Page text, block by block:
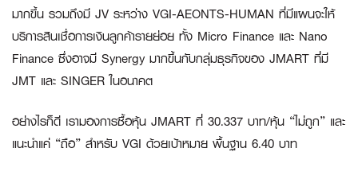
มากขึ้น รวมถึงมี JV ระหว่าง VGI-AEONTS-HUMAN ที่มีแผนจะให้
บริการสินเชื่อการเงินลูกค้ารายย่อย ทั้ง Micro Finance และ Nano
Finance ซึ่งอาจมี Synergy มากขึ้นกับกลุ่มธุรกิจของ JMART ที่มี
JMT และ SINGER ในอนาคต
อย่างไรก็ดี เรามองการซื้อหุ้น JMART ที่ 30.337 บาท/หุ้น “ไม่ถูก” และ
แนะนำแค่ “ถือ” สำหรับ VGI ด้วยเป้าหมาย พื้นฐาน 6.40 บาท